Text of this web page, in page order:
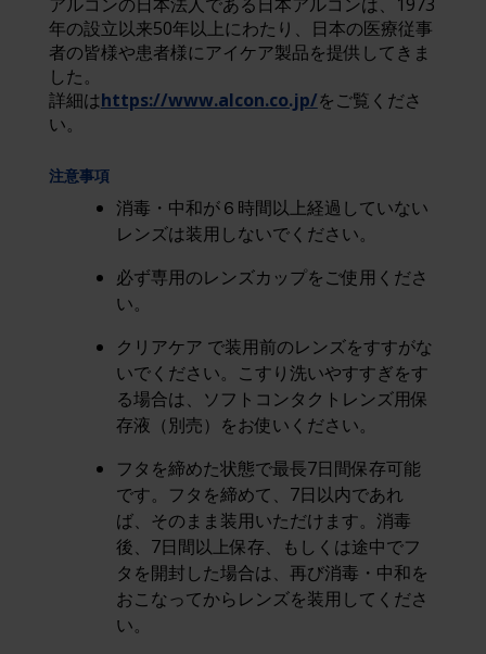
年の設立以来50年以上にわたり、日本の医療従事
者の皆様や患者様にアイケア製品を提供してきま
した。
詳細はhttps://www.alcon.co.jp/をご覧くださ
い。
注意事項
消毒・中和が６時間以上経過していない
レンズは装用しないでください。
必ず専用のレンズカップをご使用くださ
い。
クリアケア で装用前のレンズをすすがな
いでください。こすり洗いやすすぎをす
る場合は、ソフトコンタクトレンズ用保
存液（別売）をお使いください。
フタを締めた状態で最長7日間保存可能
です。フタを締めて、7日以内であれ
ば、そのまま装用いただけます。消毒
後、7日間以上保存、もしくは途中でフ
タを開封した場合は、再び消毒・中和を
おこなってからレンズを装用してくださ
い。